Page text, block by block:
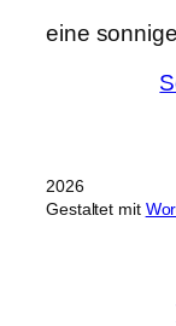
eine
2026
Gestaltet mit